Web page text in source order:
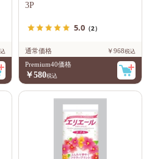
3P
5.0 （2）
通常価格
￥968
Premium40価格
￥580